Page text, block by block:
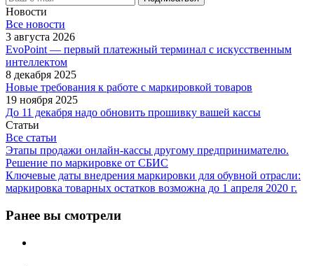
Новости
Все новости
3 августа 2026
EvoPoint — первый платежный терминал с искусственным
интеллектом
8 декабря 2025
Новые требования к работе с маркировкой товаров
19 ноября 2025
До 11 декабря надо обновить прошивку вашей кассы
Статьи
Все статьи
Этапы продажи онлайн-кассы другому предпринимателю.
Решение по маркировке от СБИС
Ключевые даты внедрения маркировки для обувной отрасли:
маркировка товарных остатков возможна до 1 апреля 2020 г.
Ранее вы смотрели